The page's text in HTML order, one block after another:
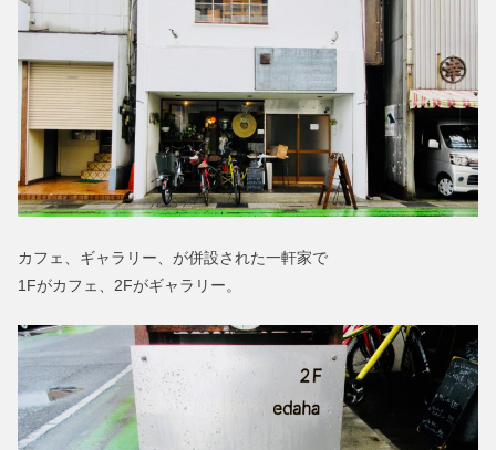
カフェ、ギャラリー、が併設された一軒家で
1Fがカフェ、2Fがギャラリー。